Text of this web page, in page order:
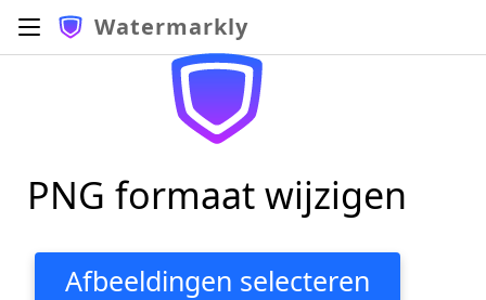
Watermarkly
PNG formaat wijzigen
Afbeeldingen selecteren